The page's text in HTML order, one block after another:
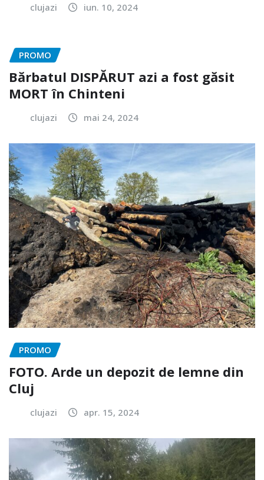
clujazi iun. 10, 2024
PROMO
Bărbatul DISPĂRUT azi a fost găsit
MORT în Chinteni
clujazi mai 24, 2024
PROMO
FOTO. Arde un depozit de lemne din
Cluj
clujazi apr. 15, 2024